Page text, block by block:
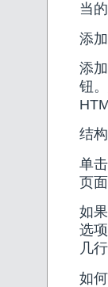
当
添
添
钮
结
单
页
如
选
几
如